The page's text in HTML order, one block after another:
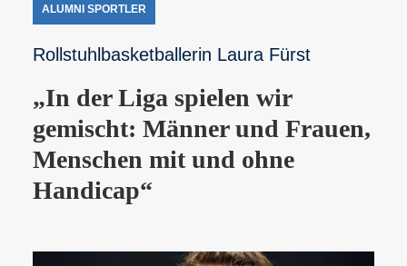
ALUMNI SPORTLER
Rollstuhlbasketballerin Laura Fürst
„In der Liga spielen wir
gemischt: Männer und Frauen,
Menschen mit und ohne
Handicap“